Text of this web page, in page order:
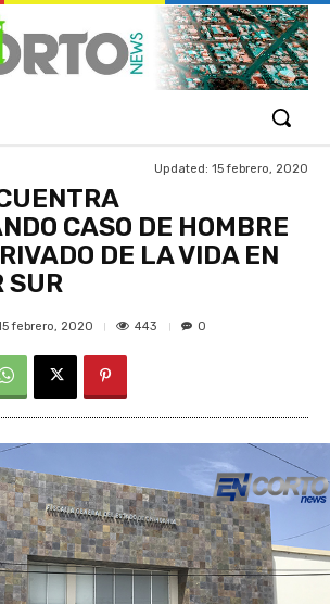
Updated: 15 febrero, 2020
CASO DE HOMBRE
DE LA VIDA EN
SUR
febrero, 2020 443 0